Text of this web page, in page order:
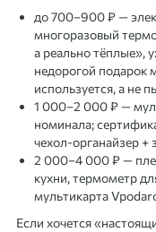
до 700–900 ₽ —
многоразовый
а реально тёплые»,
недорогой подарок
используется, а не
1 000–2 000 ₽ —
номинала;
чехол-органайзер +
2 000–4 000 ₽ —
кухни, термометр
мультикарта
Если хочется